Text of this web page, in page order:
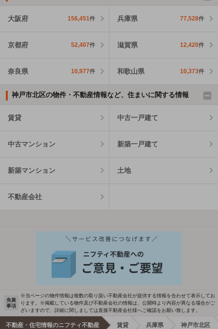
大阪府 156,451件 兵庫県 77,528件
京都府 52,407件 滋賀県 12,420件
奈良県 10,977件 和歌山県 10,373件
神戸市北区の物件・不動産情報など、住まいに関する情報
賃貸 中古一戸建て
中古マンション 新築一戸建て
新築マンション 土地
不動産会社
免責
事項
※当ページの物件情報は複数の取り扱い不動産会社が提供する情報を合わせて表示してお
ります。※掲載している物件及び不動産会社の情報は、公開時より内容が異なる場合がご
ざいますので、詳細に関しましては直接不動産会社様へご確認をお願い致します。
不動産・住宅情報のニフティ不動産 賃貸 兵庫県 神戸市北区